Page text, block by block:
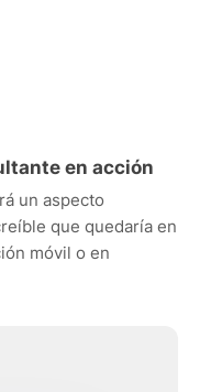
en acción
un aspecto
que quedaría en
móvil o en